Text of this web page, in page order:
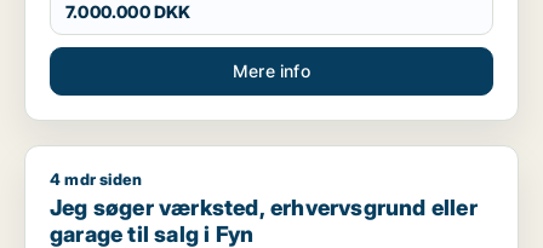
7.000.000 DKK
Mere info
Jeg søger værksted, erhvervsgrund eller garage til salg i
4 mdr siden
Jeg søger værksted, erhvervsgrund eller
garage til salg i Fyn